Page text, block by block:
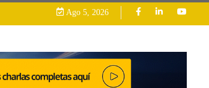
Ago 5, 2026